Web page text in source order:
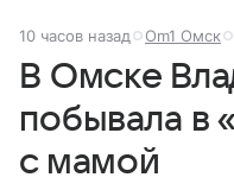
10 часов назад Om1 Омск
В Омске
побывала в
с мамой